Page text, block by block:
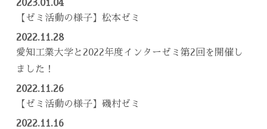
2023.01.04
【ゼミ活動の様子】松本ゼミ
2022.11.28
愛知工業大学と2022年度インターゼミ第2回を開催し
ました！
2022.11.26
【ゼミ活動の様子】磯村ゼミ
2022.11.16